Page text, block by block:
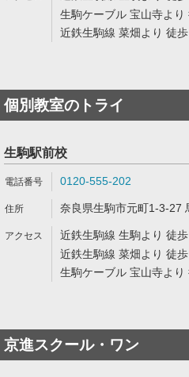
生駒ケーブル 宝山寺より
近鉄生駒線 菜畑より 徒
個別教室のトライ
生駒駅前校
0120-555-202
奈良県生駒市元町1-3-27
近鉄生駒線 生駒より 徒
近鉄生駒線 菜畑より 徒
生駒ケーブル 宝山寺より
京進スクール・ワン